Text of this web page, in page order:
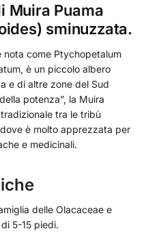
Muira Puama
sminuzzata.
nota come Ptychopetalum
è un piccolo albero
e di altre zone del Sud
potenza”, la Muira
tra le tribù
è molto apprezzata per
e medicinali.
delle Olacaceae e
5-15 piedi.